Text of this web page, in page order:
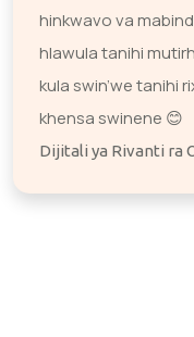
hinkwavo va
hlawula tanihi
kula swin’we tanihi
khensa swinene 😊
Dijitali ya Rivanti ra